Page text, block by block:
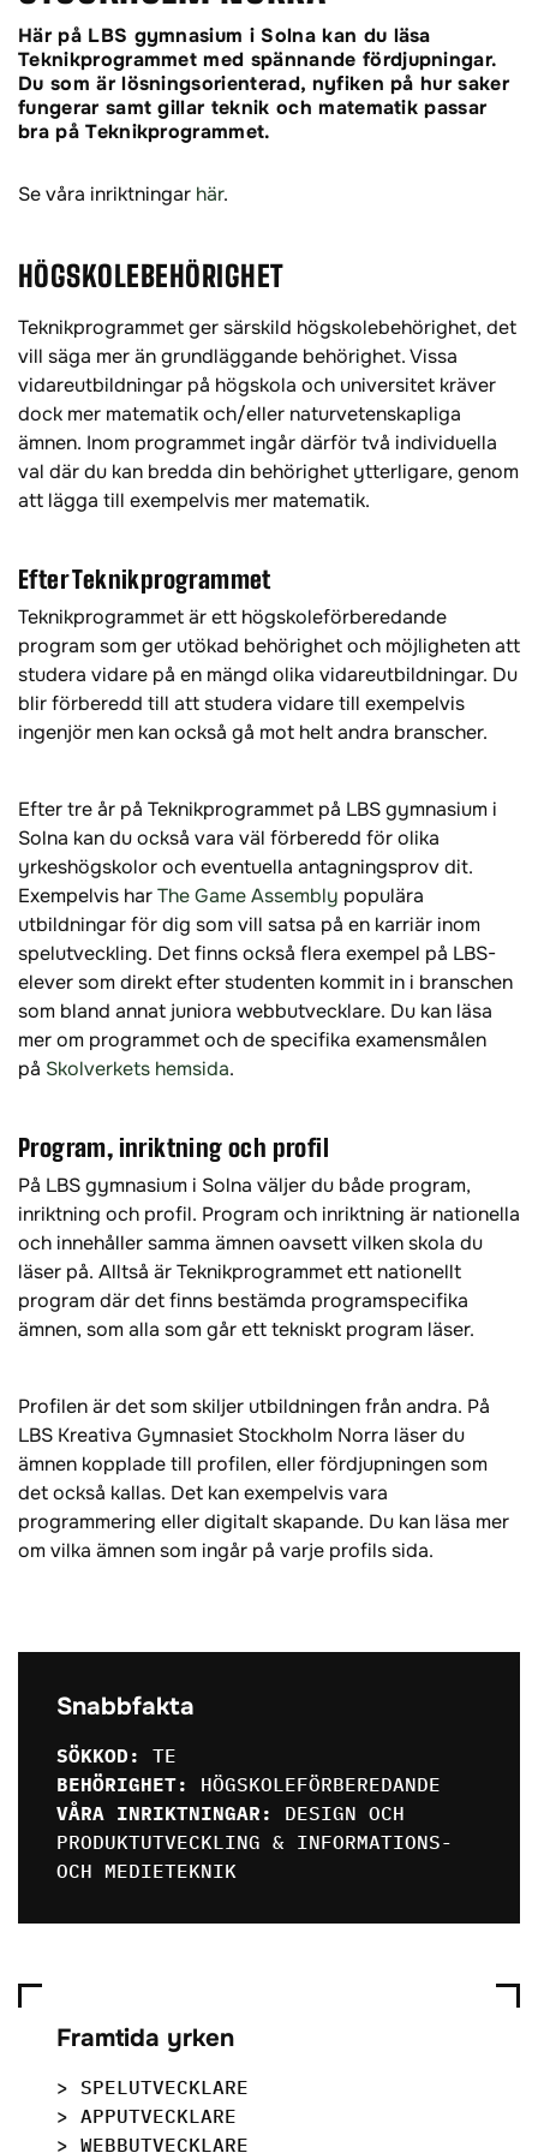
Här på LBS gymnasium i Solna kan du läsa
Teknikprogrammet med spännande fördjupningar.
Du som är lösningsorienterad, nyfiken på hur saker
fungerar samt gillar teknik och matematik passar
bra på Teknikprogrammet.
Se våra inriktningar här.
HÖGSKOLEBEHÖRIGHET
Teknikprogrammet ger särskild högskolebehörighet, det
vill säga mer än grundläggande behörighet. Vissa
vidareutbildningar på högskola och universitet kräver
dock mer matematik och/eller naturvetenskapliga
ämnen. Inom programmet ingår därför två individuella
val där du kan bredda din behörighet ytterligare, genom
att lägga till exempelvis mer matematik.
Efter Teknikprogrammet
Teknikprogrammet är ett högskoleförberedande
program som ger utökad behörighet och möjligheten att
studera vidare på en mängd olika vidareutbildningar. Du
blir förberedd till att studera vidare till exempelvis
ingenjör men kan också gå mot helt andra branscher.
Efter tre år på Teknikprogrammet på LBS gymnasium i
Solna kan du också vara väl förberedd för olika
yrkeshögskolor och eventuella antagningsprov dit.
Exempelvis harThe Game Assembly populära
utbildningar för dig som vill satsa på en karriär inom
spelutveckling. Det finns också flera exempel på LBS-
elever som direkt efter studenten kommit in i branschen
som bland annat juniora webbutvecklare. Du kan läsa
mer om programmet och de specifika examensmålen
på Skolverkets hemsida.
Program, inriktning och profil
På LBS gymnasium i Solna väljer du både program,
inriktning och profil. Program och inriktning är nationella
och innehåller samma ämnen oavsett vilken skola du
läser på. Alltså är Teknikprogrammet ett nationellt
program där det finns bestämda programspecifika
ämnen, som alla som går ett tekniskt program läser.
Profilen är det som skiljer utbildningen från andra. På
LBS Kreativa Gymnasiet Stockholm Norra läser du
ämnen kopplade till profilen, eller fördjupningen som
det också kallas. Det kan exempelvis vara
programmering eller digitalt skapande. Du kan läsa mer
om vilka ämnen som ingår på varje profils sida.
Snabbfakta
SÖKKOD:
TE
BEHÖRIGHET:
HÖGSKOLEFÖRBEREDANDE
VÅRA INRIKTNINGAR:
DESIGN OCH
PRODUKTUTVECKLING & INFORMATIONS-
OCH MEDIETEKNIK
Framtida yrken
> SPELUTVECKLARE
> APPUTVECKLARE
> WEBBUTVECKLARE